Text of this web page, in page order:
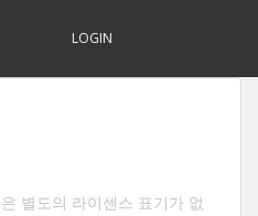
LOGIN
별도의 라이센스 표기가 없